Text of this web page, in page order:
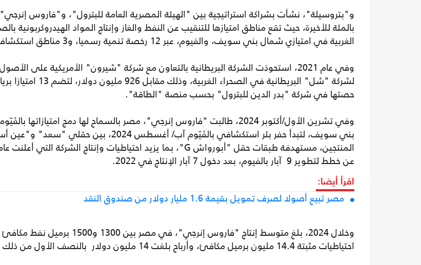
بالمئة للأخيرة، حيث تقع مناطق امتيازها للتنقيب عن النفط والغاز وإنتاج المواد الهيدروكربونية
الغربية في امتيازي شمال بني سويف، والفيوم، عبر 12 رخصة تنمية رسميا، و3 مناطق استكشاف جديدة.
وفي عام 2021، استحوذت الشركة البريطانية بالتعاون مع شركة "شيرون" الأمريكية على
لشركة "شل" البريطانية في الصحراء الغربية، وذلك
حصتها في شركة "بدر الدين للبترول" بحسب منصة "الطاقة".
وفي تشرين الأول/أكتوبر 2024، طالبت "فاروس إنرجي"، مصر بالسماح لها دمج امتيازاتها
بني سويف، لتبدأ حفر بئر استكشافي بالفَيّوم آب/ أغسطس 2024، بين حقلي
عن خطط لتطوير 9 آبار بالفيوم، بعد دخول 7 آبار الإنتاج في 2022.
اقرأ أيضا:
مصر تبيع أصولا لصرف تمويل بقيمة 1.6 مليار دولار من صندوق النقد
وخلال 2024، بلغ متوسط إنتاج "فاروس إنرجي"، في مصر بين
احتياطيات مثبتة 14.4 مليون برميل مكافئ، وأرباح بلغت 14 مليون دولار بالنصف الأول من ذلك العام.